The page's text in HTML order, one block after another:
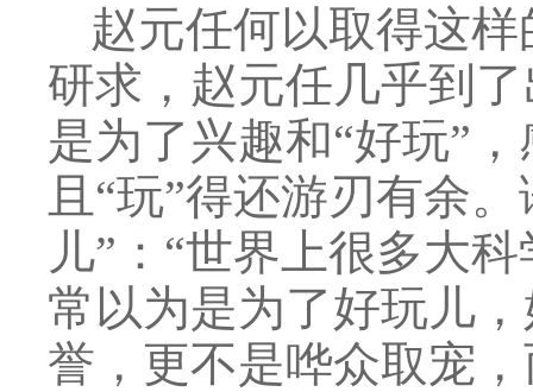
赵元任何以取得这
研求，赵元任几乎到
是为了兴趣和“好玩”
且“玩”得还游刃有余
儿”：“世界上很多大
常以为是为了好玩儿
誉，更不是哗众取宠